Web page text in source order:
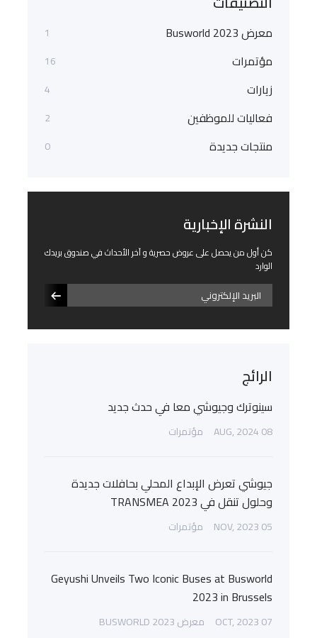
معرض Busworld 2023 1
مؤتمرات 16
زيارات 4
فعاليات للموظفين 2
منتجات جديدة 0
النشرة الإخبارية
كن أول من يحصل على عروض حصرية و آخر الأحداث في صندوق بريدك
الوارد
الرائج
سينوترك وجيوشي معا في حدث جديد
08 AUG, 2024 مؤتمرات
جيوشي تعرض الإبداع المحلي بحافلات جديدة
وحلول تنقل في TRANSMEA 2023
05 NOV, 2023 مؤتمرات
Geyushi Unveils Two Iconic Buses at Busworld
2023 in Brussels
07 OCT, 2023 معرض BUSWORLD 2023